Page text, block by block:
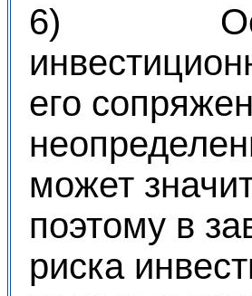
6)
его
может
поэтому в
риска